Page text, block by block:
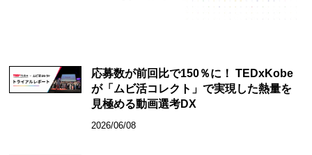
応募数が前回比で150％に！ TEDxKobe
が「ムビ活コレクト」で実現した熱量を
見極める動画選考DX
2026/06/08